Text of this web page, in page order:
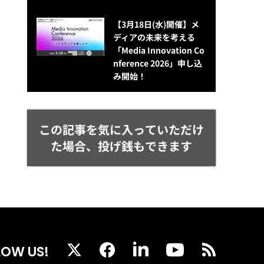
【3月18日(水)開催】メ
ディアの未来を考える
「Media Innovation Co
nference 2026」申し込
み開始！
この記事を気に入っていただけ
た場合、投げ銭もできます
US!